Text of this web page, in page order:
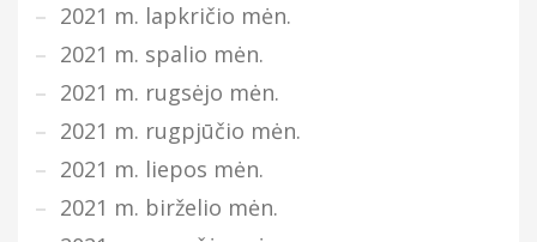
2021 m. lapkričio mėn.
2021 m. spalio mėn.
2021 m. rugsėjo mėn.
2021 m. rugpjūčio mėn.
2021 m. liepos mėn.
2021 m. birželio mėn.